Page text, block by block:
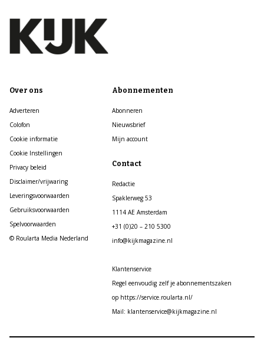
Over ons
Adverteren
Colofon
Cookie informatie
Cookie Instellingen
Privacy beleid
Disclaimer/vrijwaring
Leveringsvoorwaarden
Gebruiksvoorwaarden
Spelvoorwaarden
© Roularta Media Nederland
Abonnementen
Abonneren
Nieuwsbrief
Mijn account
Contact
Redactie
Spaklerweg 53
1114 AE Amsterdam
+31 (0)20 – 210 5300
info@kijkmagazine.nl
Klantenservice
Regel eenvoudig zelf je abonnementszaken
op https://service.roularta.nl/
Mail: klantenservice@kijkmagazine.nl